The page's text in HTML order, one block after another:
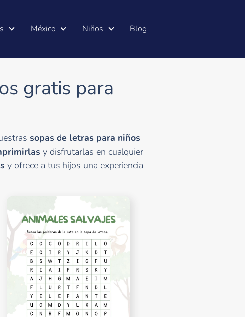
México Niños Blog
gratis para
sopas de letras para niños
y disfrutarlas en cualquier
y ofrece a tus hijos una experiencia